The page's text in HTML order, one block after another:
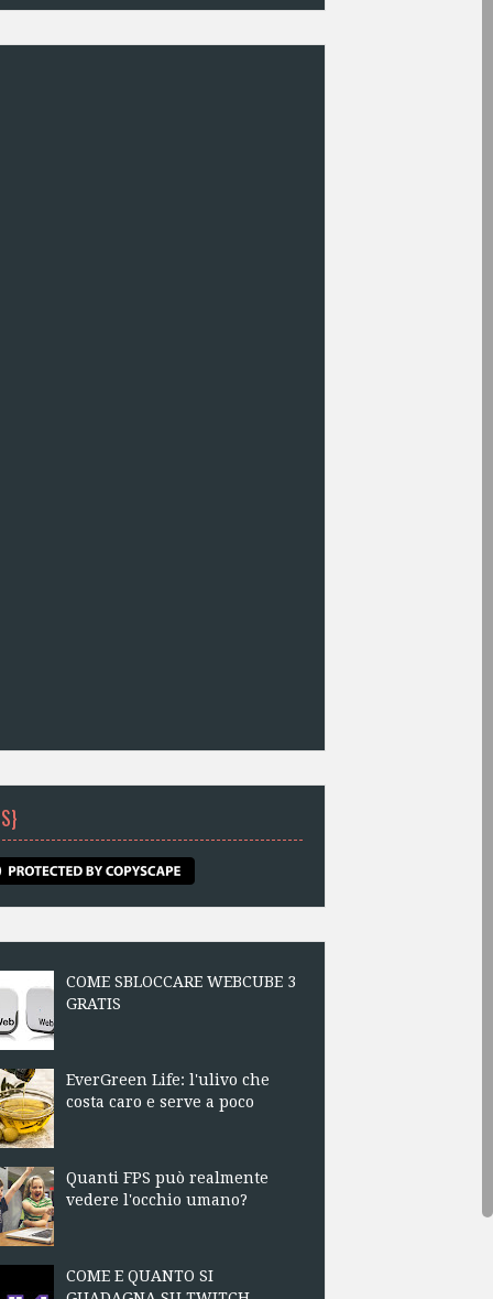
COME SBLOCCARE WEBCUBE 3
GRATIS
EverGreen Life: l'ulivo che
costa caro e serve a poco
Quanti FPS può realmente
vedere l'occhio umano?
COME E QUANTO SI